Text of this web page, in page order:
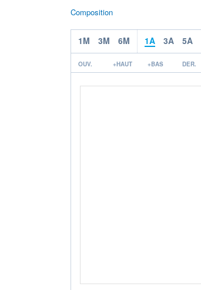
Composition
1M 3M 6M 1A 3A 5A
OUV. +HAUT +BAS DER.